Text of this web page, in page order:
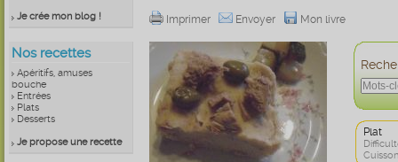
Je crée mon blog !
Nos recettes
Apéritifs, amuses
bouche
Entrées
Plats
Desserts
Je propose une recette
Imprimer Envoyer Mon livre
Plat